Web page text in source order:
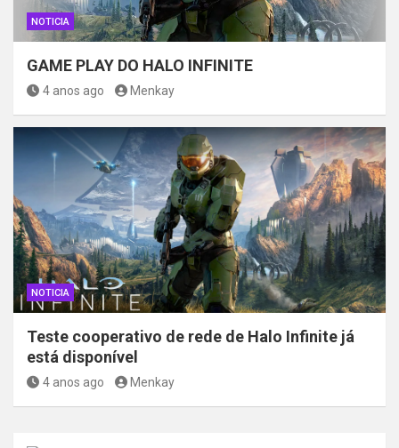
NOTICIA
GAME PLAY DO HALO INFINITE
4 anos ago Menkay
NOTICIA
Teste cooperativo de rede de Halo Infinite já
está disponível
4 anos ago Menkay